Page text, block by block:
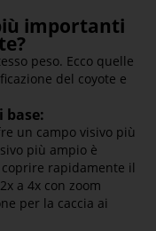
importanti
peso. Ecco quelle
del coyote e
base:
un campo visivo più
più ampio è
rapidamente il
a 4x con zoom
per la caccia ai